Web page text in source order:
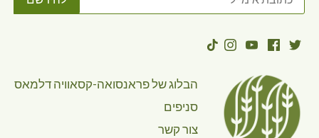
הבלוג של פראנסואה-קסאוויה דלמאס
סניפים
צור קשר